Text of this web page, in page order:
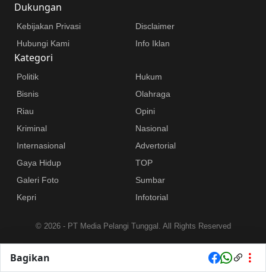
Bagikan
Dukungan
Kebijakan Privasi
Disclaimer
Hubungi Kami
Info Iklan
Kategori
Politik
Hukum
Bisnis
Olahraga
Riau
Opini
Kriminal
Nasional
Internasional
Advertorial
Gaya Hidup
TOP
Galeri Foto
Sumbar
Kepri
Infotorial
© 2026 - PT Media Pelangi Tunggal. All Rights Reserved